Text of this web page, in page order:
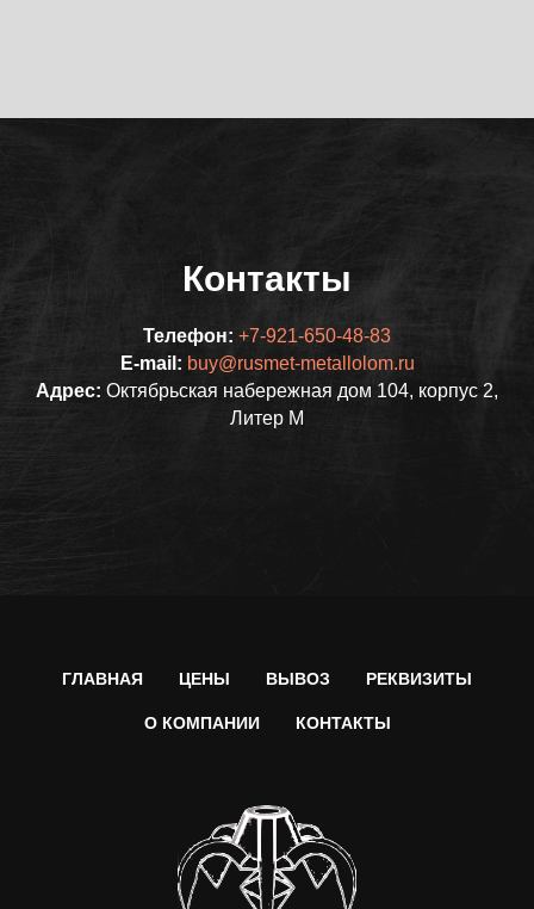
Контакты
Телефон: +7-921-650-48-83
E-mail: buy@rusmet-metallolom.ru
Адрес: Октябрьская набережная дом 104, корпус 2,
Литер М
ГЛАВНАЯ ЦЕНЫ ВЫВОЗ РЕКВИЗИТЫ
О КОМПАНИИ КОНТАКТЫ